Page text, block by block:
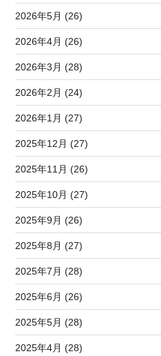
2026年5月 (26)
2026年4月 (26)
2026年3月 (28)
2026年2月 (24)
2026年1月 (27)
2025年12月 (27)
2025年11月 (26)
2025年10月 (27)
2025年9月 (26)
2025年8月 (27)
2025年7月 (28)
2025年6月 (26)
2025年5月 (28)
2025年4月 (28)